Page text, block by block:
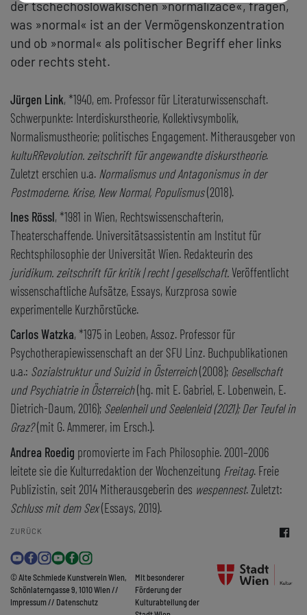
der tschechoslowakischen »normalizace«, fragen,
was »normal« ist an der Vermögenskonzentration
und ob »normal« als politischer Begriff eher links
oder rechts steht.
Jürgen Link, *1940, em. Professor für Literaturwissenschaft.
Schwerpunkte: Interdiskurstheorie, Kollektivsymbolik,
Normalismustheorie; politisches Engagement. Mitherausgeber von
kultuRRevolution. zeitschrift für angewandte diskurstheorie.
Zuletzt erschien u.a. Normalismus und Antagonismus in der
Postmoderne. Krise, New Normal, Populismus(2018).
Ines Rössl, *1981 in Wien, Rechtswissenschafterin,
Theaterschaffende. Universitätsassistentin am Institut für
Rechtsphilosophie der Universität Wien. Redakteurin des
juridikum. zeitschrift für kritik | recht | gesellschaft.Veröffentlicht
wissenschaftliche Aufsätze, Essays, Kurzprosa sowie
experimentelle Kurzhörstücke.
Carlos Watzka, *1975 in Leoben, Assoz. Professor für
Psychotherapiewissenschaft an der SFU Linz. Buchpublikationen
u.a.: Sozialstruktur und Suizid in Österreich(2008); Gesellschaft
und Psychiatrie in Österreich(hg. mit E. Gabriel, E. Lobenwein, E.
Dietrich-Daum, 2016); Seelenheil und Seelenleid (2021); Der Teufel in
Graz?(mit G. Ammerer, im Ersch.).
Andrea Roedig promovierte im Fach Philosophie. 2001–2006
leitete sie die Kulturredaktion der Wochenzeitung Freitag. Freie
Publizistin, seit 2014 Mitherausgeberin des wespennest. Zuletzt:
Schluss mit dem Sex(Essays, 2019).
ZURÜCK
© Alte Schmiede Kunstverein Wien,
Schönlaterngasse 9, 1010 Wien //
Impressum// Datenschutz
Mit besonderer
Förderung der
Kulturabteilung der